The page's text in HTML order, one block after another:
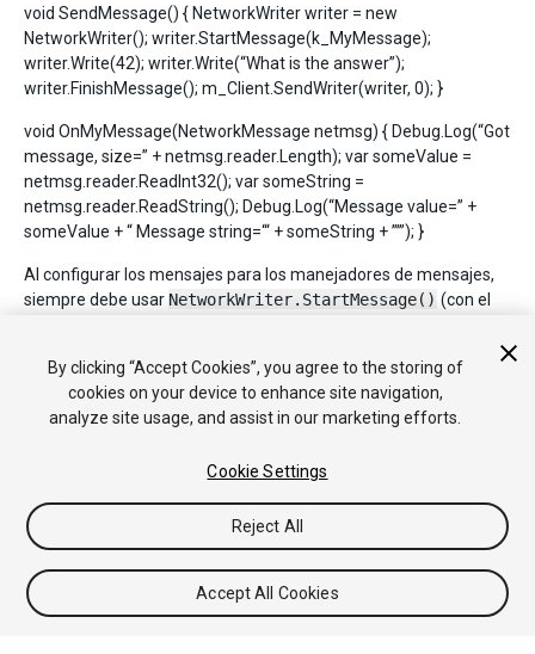
void SendMessage() { NetworkWriter writer = new
NetworkWriter(); writer.StartMessage(k_MyMessage);
writer.Write(42); writer.Write(“What is the answer”);
writer.FinishMessage(); m_Client.SendWriter(writer, 0); }
void OnMyMessage(NetworkMessage netmsg) { Debug.Log(“Got
message, size=” + netmsg.reader.Length); var someValue =
netmsg.reader.ReadInt32(); var someString =
netmsg.reader.ReadString(); Debug.Log(“Message value=” +
someValue + “ Message string=‘“ + someString + ”’”); }
Al configurar los mensajes para los manejadores de mensajes,
siempre debe usar NetworkWriter.StartMessage() (con el
NetworkWriter.FinishMessage(). Cuando no utiliza los arreglos de
bytes, puede omitir ese paso.
Tutoriales
Respuestas de la Comunidad
Base de
Conocimientos
Foros Asset Store (Tienda de Assets/Paquetes)
By clicking “Accept Cookies”, you agree to the storing of
cookies on your device to enhance site navigation,
analyze site usage, and assist in our marketing efforts.
Cookie Settings
Reject All
Accept All Cookies